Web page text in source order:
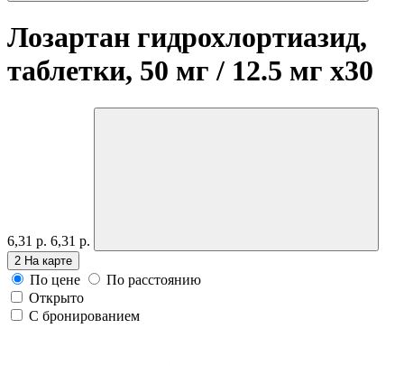
Лозартан гидрохлортиазид,
таблетки, 50 мг / 12.5 мг x30
6,31 р. 6,31 р.
2 На карте
По цене
По расстоянию
Открыто
С бронированием